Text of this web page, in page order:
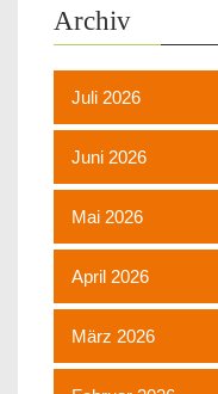
Archiv
Juli 2026
Juni 2026
Mai 2026
April 2026
März 2026